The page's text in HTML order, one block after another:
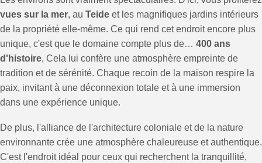
vues sur la mer, au Teide et les magnifiques jardins intérieurs
de la propriété elle-même. Ce qui rend cet endroit encore plus
unique, c'est que le domaine compte plus de… 400 ans
d'histoire, Cela lui confère une atmosphère empreinte de
tradition et de sérénité. Chaque recoin de la maison respire la
paix, invitant à une déconnexion totale et à une immersion
dans une expérience unique.
De plus, l'alliance de l'architecture coloniale et de la nature
environnante crée une atmosphère chaleureuse et authentique.
C'est l'endroit idéal pour ceux qui recherchent la tranquillité,